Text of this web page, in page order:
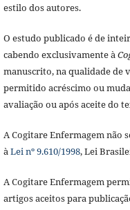
estilo dos autores.
O estudo publicado é de
cabendo exclusivamente à
manuscrito, na qualidade de
permitido acréscimo ou
avaliação ou após aceite do
A Cogitare Enfermagem não
àLei nº 9.610/1998, Lei
A Cogitare Enfermagem
artigos aceitos para